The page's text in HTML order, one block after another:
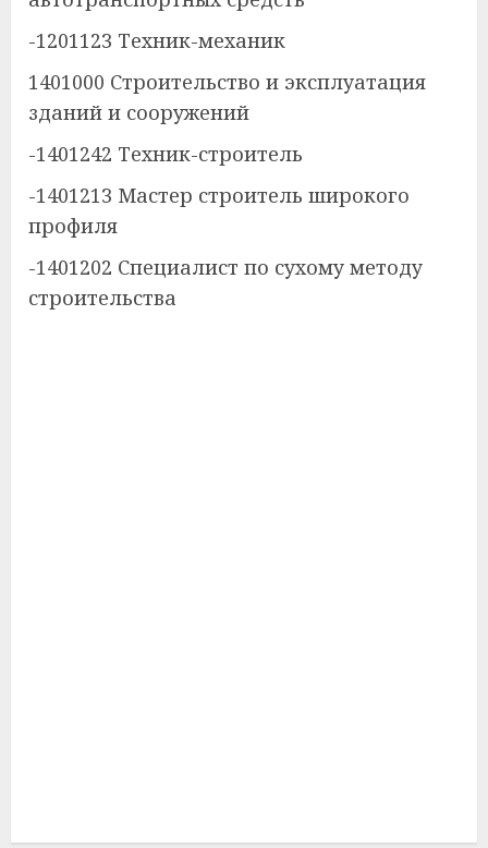
-1201123 Техник-механик
1401000 Строительство и эксплуатация
зданий и сооружений
-1401242 Техник-строитель
-1401213 Мастер строитель широкого
профиля
-1401202 Специалист по сухому методу
строительства